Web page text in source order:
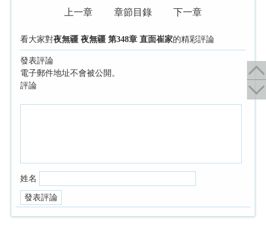
上一章 章節目錄 下一章
看大家對夜無疆 夜無疆 第348章 直面崔家的精彩評論
發表評論
電子郵件地址不會被公開。
評論
姓名